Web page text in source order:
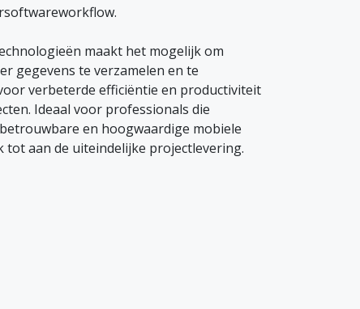
maakt het mogelijk om
gegevens te verzamelen en te
verbeterde efficiëntie en productiviteit
Ideaal voor professionals die
en hoogwaardige mobiele
tot aan de uiteindelijke projectlevering.